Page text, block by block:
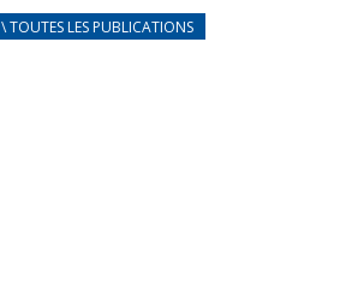
au coeur de
nos actions
\ TOUTES LES PUBLICATIONS